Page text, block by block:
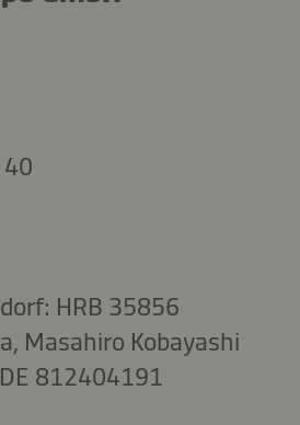
HRB 35856
Masahiro Kobayashi
812404191